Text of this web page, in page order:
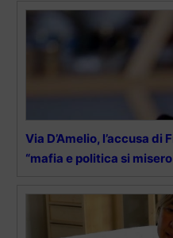
Via D’Amelio, l’accusa
“mafia e politica si misero